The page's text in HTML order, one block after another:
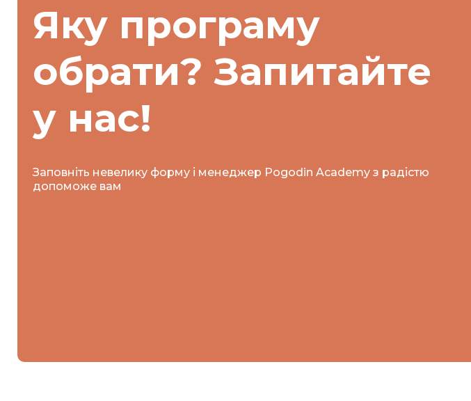
Яку програму
обрати? Запитайте
у нас!
Заповніть невелику форму і менеджер Pogodin Academy з радістю
допоможе вам